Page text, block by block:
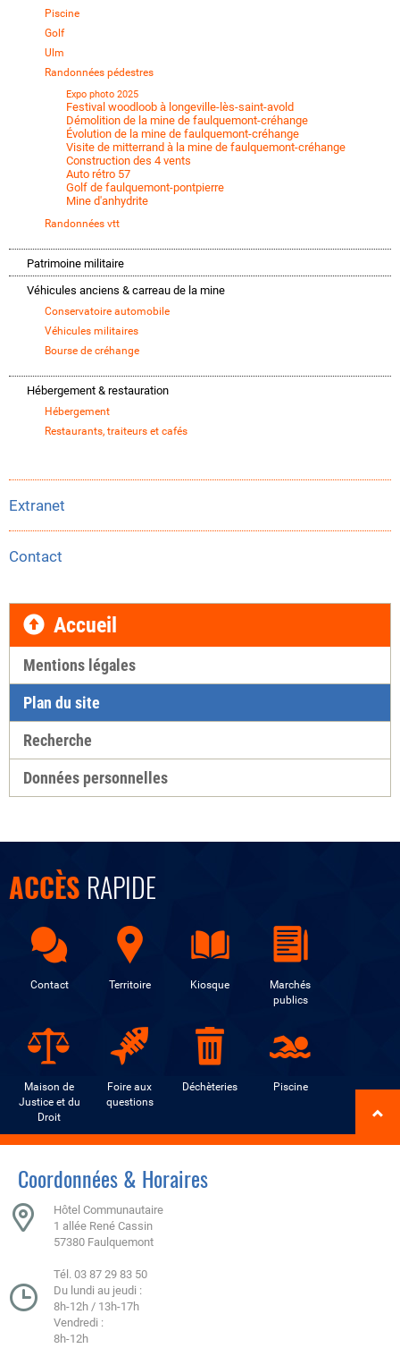
Piscine
Golf
Ulm
Randonnées pédestres
Expo photo 2025
Festival woodloob à longeville-lès-saint-avold
Démolition de la mine de faulquemont-créhange
Évolution de la mine de faulquemont-créhange
Visite de mitterrand à la mine de faulquemont-créhange
Construction des 4 vents
Auto rétro 57
Golf de faulquemont-pontpierre
Mine d'anhydrite
Randonnées vtt
Patrimoine militaire
Véhicules anciens & carreau de la mine
Conservatoire automobile
Véhicules militaires
Bourse de créhange
Hébergement & restauration
Hébergement
Restaurants, traiteurs et cafés
Extranet
Contact
Accueil
Mentions légales
Plan du site
Recherche
Données personnelles
ACCÈS RAPIDE
Contact Territoire Kiosque
Marchés
publics
Maison de
Justice et du
Droit
Foire aux
questions
Déchèteries Piscine
Coordonnées & Horaires
Hôtel Communautaire
1 allée René Cassin
57380 Faulquemont
Tél. 03 87 29 83 50
Du lundi au jeudi :
8h-12h / 13h-17h
Vendredi :
8h-12h